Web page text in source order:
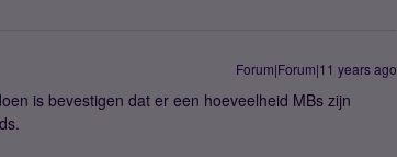
Forum|Forum|11 years ago
is bevestigen dat er een hoeveelheid MBs zijn